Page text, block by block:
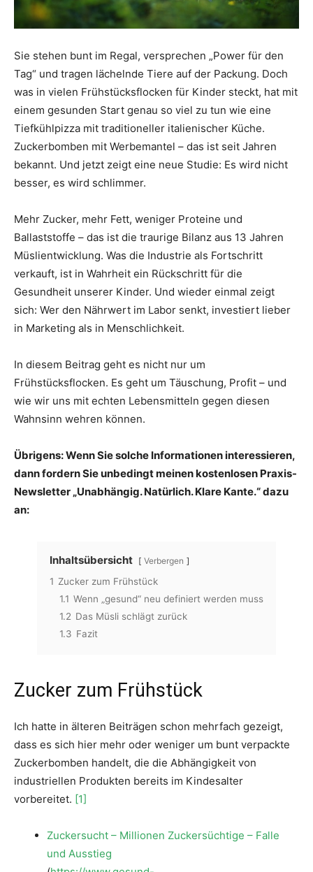
Sie stehen bunt im Regal, versprechen „Power für den
Tag“ und tragen lächelnde Tiere auf der Packung. Doch
was in vielen Frühstücksflocken für Kinder steckt, hat mit
einem gesunden Start genau so viel zu tun wie eine
Tiefkühlpizza mit traditioneller italienischer Küche.
Zuckerbomben mit Werbemantel – das ist seit Jahren
bekannt. Und jetzt zeigt eine neue Studie: Es wird nicht
besser, es wird schlimmer.
Mehr Zucker, mehr Fett, weniger Proteine und
Ballaststoffe – das ist die traurige Bilanz aus 13 Jahren
Müslientwicklung. Was die Industrie als Fortschritt
verkauft, ist in Wahrheit ein Rückschritt für die
Gesundheit unserer Kinder. Und wieder einmal zeigt
sich: Wer den Nährwert im Labor senkt, investiert lieber
in Marketing als in Menschlichkeit.
In diesem Beitrag geht es nicht nur um
Frühstücksflocken. Es geht um Täuschung, Profit – und
wie wir uns mit echten Lebensmitteln gegen diesen
Wahnsinn wehren können.
Übrigens: Wenn Sie solche Informationen interessieren,
dann fordern Sie unbedingt meinen kostenlosen Praxis-
Newsletter „Unabhängig. Natürlich. Klare Kante.“ dazu
an:
Inhaltsübersicht Verbergen
1 Zucker zum Frühstück
1.1 Wenn „gesund“ neu definiert werden muss
1.2 Das Müsli schlägt zurück
1.3 Fazit
Zucker zum Frühstück
Ich hatte in älteren Beiträgen schon mehrfach gezeigt,
dass es sich hier mehr oder weniger um bunt verpackte
Zuckerbomben handelt, die die Abhängigkeit von
industriellen Produkten bereits im Kindesalter
vorbereitet. [1]
Zuckersucht – Millionen Zuckersüchtige – Falle
und Ausstieg